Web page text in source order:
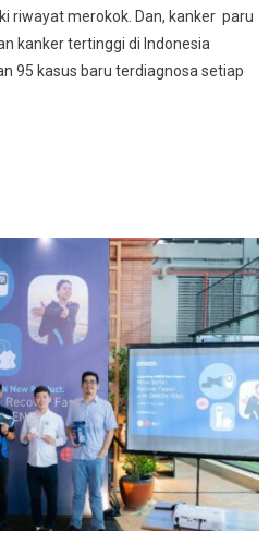
riwayat merokok. Dan, kanker paru
kanker tertinggi di Indonesia
95 kasus baru terdiagnosa setiap